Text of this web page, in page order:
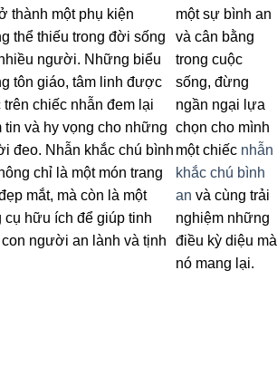
thành một phụ kiện
thể thiếu trong đời sống
người. Những biểu
tôn giáo, tâm linh được
trên chiếc nhẫn đem lại
tin và hy vọng cho những
đeo. Nhẫn khắc chú bình
chỉ là một món trang
mắt, mà còn là một
cụ hữu ích để giúp tinh
người an lành và tịnh
một sự bình an
và cân bằng
trong cuộc
sống, đừng
ngần ngại lựa
chọn cho mình
một chiếc nhẫn
khắc chú bình
an và cùng trải
nghiệm những
điều kỳ diệu mà
nó mang lại.